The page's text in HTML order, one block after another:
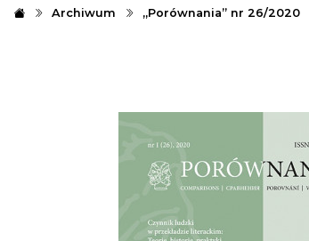
Archiwum „Porównania” nr 26/2020